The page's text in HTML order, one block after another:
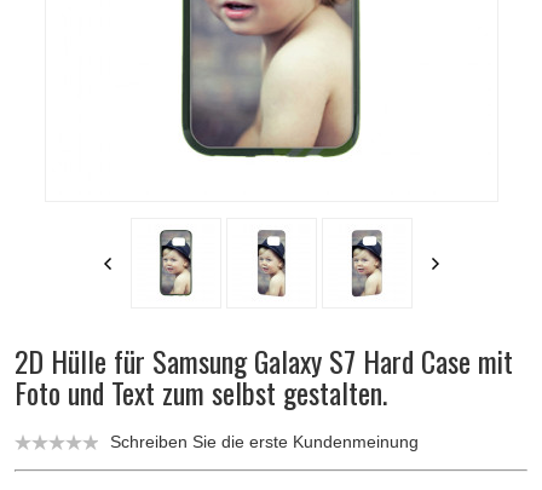
2D Hülle für Samsung Galaxy S7 Hard Case mit
Foto und Text zum selbst gestalten.
Schreiben Sie die erste Kundenmeinung